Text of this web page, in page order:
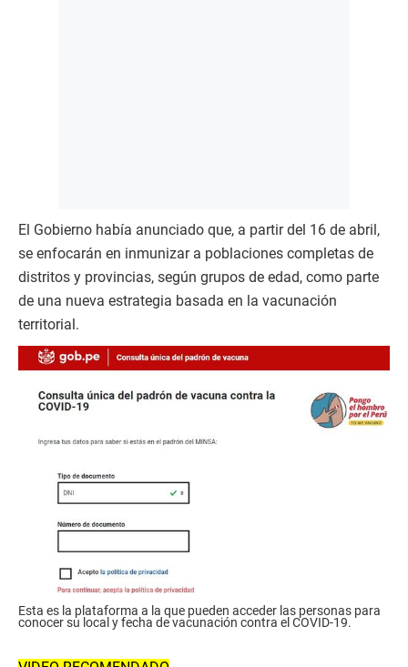
El Gobierno había anunciado que, a partir del 16 de abril,
se enfocarán en inmunizar a poblaciones completas de
distritos y provincias, según grupos de edad, como parte
de una nueva estrategia basada en la vacunación
territorial.
Esta es la plataforma a la que pueden acceder las personas para
conocer su local y fecha de vacunación contra el COVID-19.